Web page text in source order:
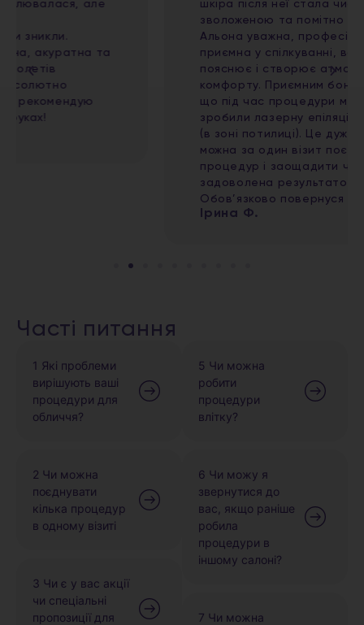
шкіра після неї стала чистою, свіжою,
зволоженою та помітно більш доглянутою.
Альона уважна, професійна та дуже
приємна у спілкуванні, все детально
пояснює і створює атмосферу повного
комфорту. Приємним бонусом стало те,
що під час процедури мені одночасно
зробили лазерну епіляцію волосся на шиї
(в зоні потилиці). Це дуже зручно, адже
можна за один візит поєднати кілька
процедур і заощадити час. Дуже
задоволена результатом і сервісом!
Обов’язково повернуся ще
Часті питання
1 Які проблеми
вирішують ваші
процедури для
обличчя?
2 Чи можна
поєднувати
кілька процедур
в одному візиті
3 Чи є у вас акції
чи спеціальні
пропозиції для
5 Чи можна
робити
процедури
влітку?
6 Чи можу я
звернутися до
вас, якщо раніше
робила
процедури в
іншому салоні?
7 Чи можна